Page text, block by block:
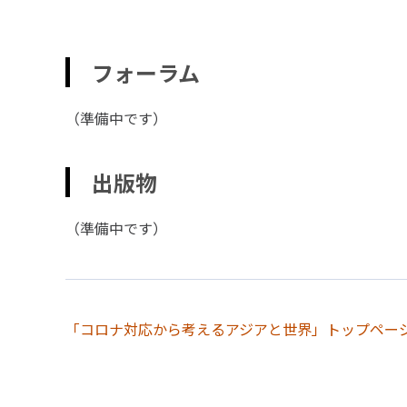
フォーラム
（準備中です）
出版物
（準備中です）
「コロナ対応から考えるアジアと世界」トップペー